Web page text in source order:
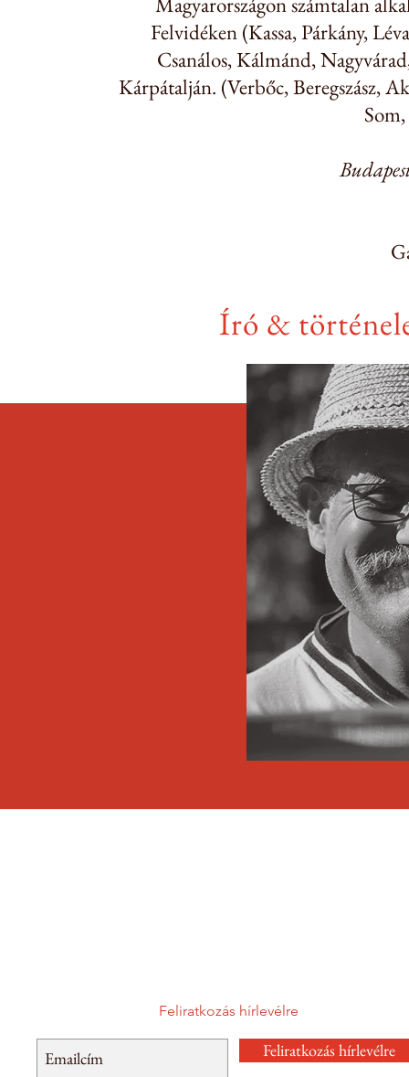
Felvidéken (Kassa, Párkány,
Csanálos, Kálmánd,
Kárpátalján. (Verbőc, Beregszász,
Író &
Feliratkozás hírlevélre
Feliratkozás hírlevélre